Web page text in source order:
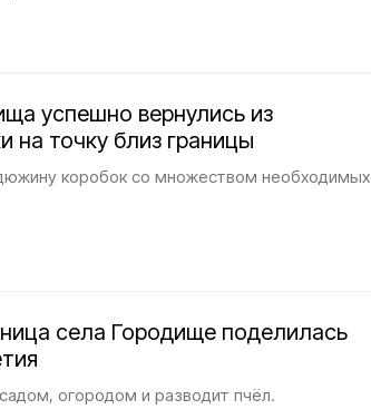
успешно вернулись из
на точку близ границы
коробок со множеством необходимых
села Городище поделилась
огородом и разводит пчёл.